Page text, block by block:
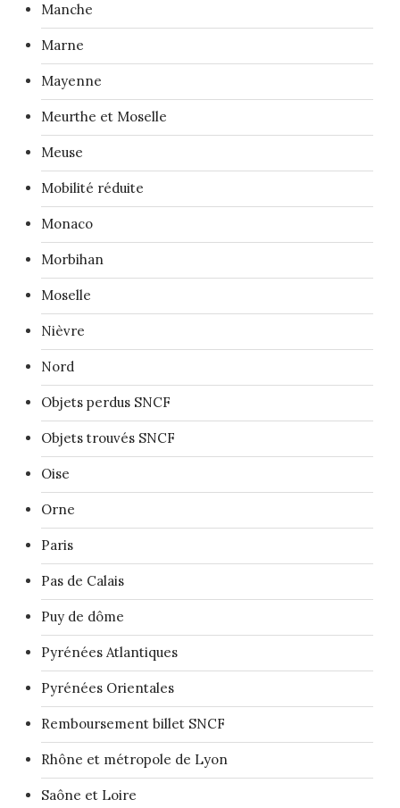
Manche
Marne
Mayenne
Meurthe et Moselle
Meuse
Mobilité réduite
Monaco
Morbihan
Moselle
Nièvre
Nord
Objets perdus SNCF
Objets trouvés SNCF
Oise
Orne
Paris
Pas de Calais
Puy de dôme
Pyrénées Atlantiques
Pyrénées Orientales
Remboursement billet SNCF
Rhône et métropole de Lyon
Saône et Loire